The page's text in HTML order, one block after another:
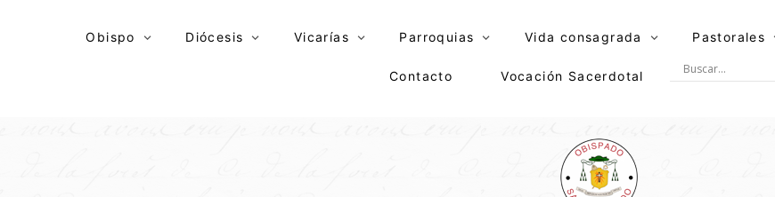
Obispo Diócesis Vicarías Parroquias Vida consagrada Pastorales
Contacto Vocación Sacerdotal